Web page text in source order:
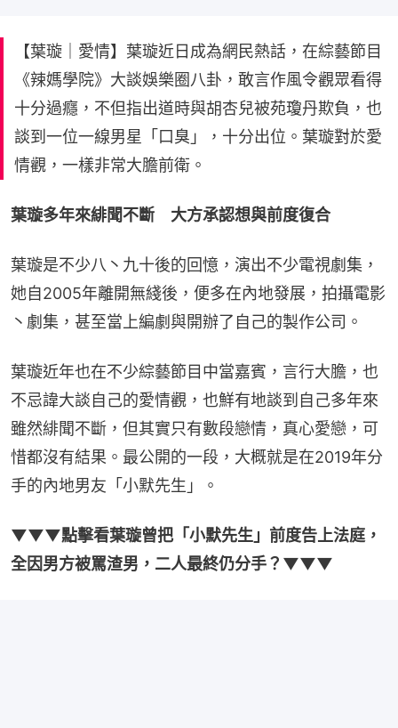
【葉璇｜愛情】葉璇近日成為網民熱話，在綜藝節目
《辣媽學院》大談娛樂圈八卦，敢言作風令觀眾看得
十分過癮，不但指出道時與胡杏兒被苑瓊丹欺負，也
談到一位一線男星「口臭」，十分出位。葉璇對於愛
情觀，一樣非常大膽前衛。
葉璇多年來緋聞不斷　大方承認想與前度復合
葉璇是不少八丶九十後的回憶，演出不少電視劇集，
她自2005年離開無綫後，便多在內地發展，拍攝電影
丶劇集，甚至當上編劇與開辦了自己的製作公司。
葉璇近年也在不少綜藝節目中當嘉賓，言行大膽，也
不忌諱大談自己的愛情觀，也鮮有地談到自己多年來
雖然緋聞不斷，但其實只有數段戀情，真心愛戀，可
惜都沒有結果。最公開的一段，大概就是在2019年分
手的內地男友「小默先生」。
▼▼▼點擊看葉璇曾把「小默先生」前度告上法庭，
全因男方被罵渣男，二人最終仍分手？▼▼▼